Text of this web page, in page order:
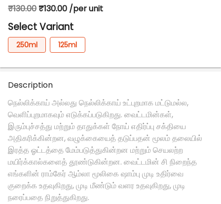
₹130.00 ₹130.00 /per unit
Select Variant
250ml 125ml
Description
நெல்லிக்காய் அல்லது நெல்லிக்காய் உட்புறமாக மட்டுமல்ல,
வெளிப்புறமாகவும் எடுக்கப்படுகிறது. வைட்டமின்கள்,
இரும்புச்சத்து மற்றும் தாதுக்கள் நோய் எதிர்ப்பு சக்தியை
அதிகரிக்கின்றன, வழுக்கையைத் தடுப்பதன் மூலம் தலையில்
இரத்த ஓட்டத்தை மேம்படுத்துகின்றன மற்றும் செயலற்ற
மயிர்க்கால்களைத் தூண்டுகின்றன. வைட்டமின் சி நிறைந்த
எங்களின் ராம்கேர் ஆம்லா மூலிகை ஷாம்பு முடி உதிர்வை
குறைக்க உதவுகிறது, முடி மீண்டும் வளர உதவுகிறது, முடி
நரைப்பதை நிறுத்துகிறது.